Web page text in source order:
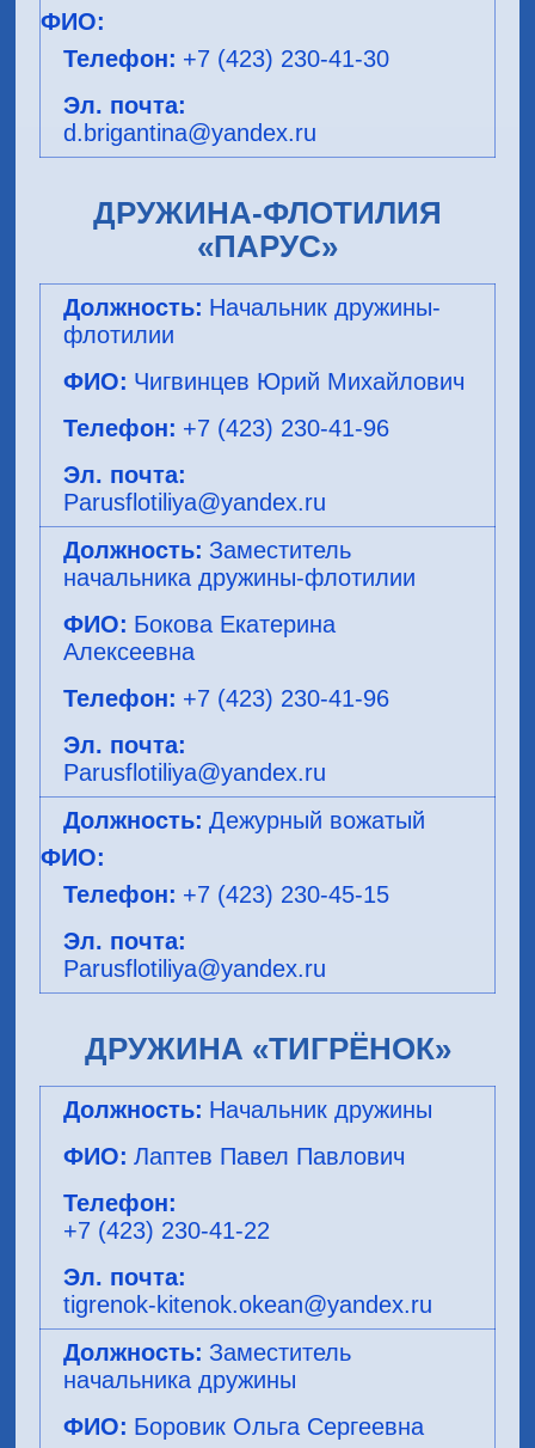
+7 (423) 230-41-30
d.brigantina@yandex.ru
ДРУЖИНА-ФЛОТИЛИЯ
«ПАРУС»
Начальник дружины-
флотилии
Чигвинцев Юрий Михайлович
+7 (423) 230-41-96
Parusflotiliya@yandex.ru
Заместитель
начальника дружины-флотилии
Бокова Екатерина
Алексеевна
+7 (423) 230-41-96
Parusflotiliya@yandex.ru
Дежурный вожатый
+7 (423) 230-45-15
Parusflotiliya@yandex.ru
ДРУЖИНА «ТИГРЁНОК»
Начальник дружины
Лаптев Павел Павлович
+7 (423) 230-41-22
tigrenok-kitenok.okean@yandex.ru
Заместитель
начальника дружины
Боровик Ольга Сергеевна